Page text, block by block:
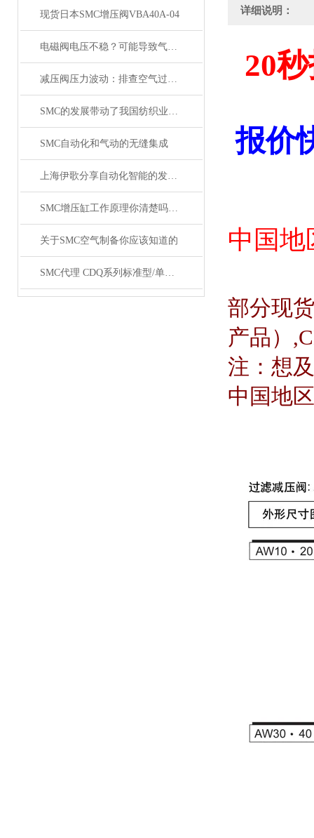
现货日本SMC增压阀VBA40A-04
电磁阀电压不稳？可能导致气缸与锁定阀动作紊乱
减压阀压力波动：排查空气过滤器是否存在堵塞
SMC的发展带动了我国纺织业的发展
SMC自动化和气动的无缝集成
上海伊歌分享自动化智能的发展这将成为现实
SMC增压缸工作原理你清楚吗？SMC气缸工作原理
关于SMC空气制备你应该知道的
SMC代理 CDQ系列标准型/单杆双作用薄型气缸原装正品
详细说明：
20
报价
中国地
部分现
产品）
注：想
中国地